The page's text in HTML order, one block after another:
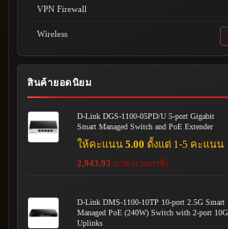
VPN Firewall
Wireless
สินค้ายอดนิยม
D-Link DGS-1100-05PD/U 5-port Gigabit
Smart Managed Switch and PoE Extender
ให้คะแนน5.00 ตั้งแต่ 1-5 คะแนน
2,943.93 บาท (รวมภาษี)
D-Link DMS-1100-10TP 10-port 2.5G Smart
Managed PoE (240W) Switch with 2-port 10G
Uplinks